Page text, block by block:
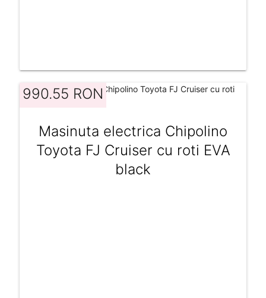
990.55 RON
Masinuta electrica Chipolino
Toyota FJ Cruiser cu roti EVA
black